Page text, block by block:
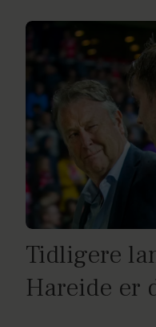
Tidligere
Hareide er